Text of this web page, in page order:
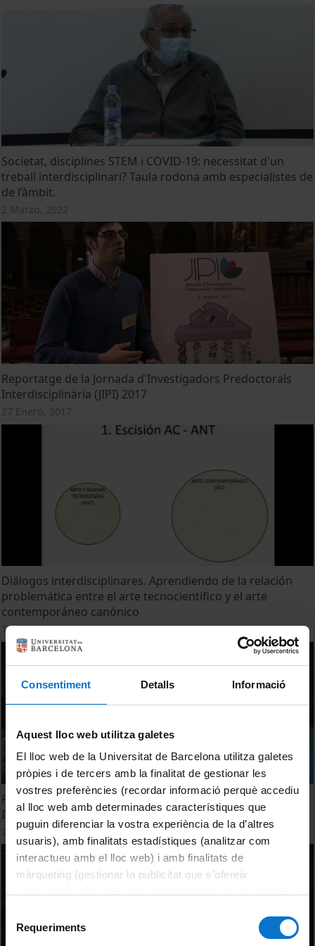
Consentiment Detalls Informació
Aquest lloc web utilitza galetes
El lloc web de la Universitat de Barcelona utilitza galetes
pròpies i de tercers amb la finalitat de gestionar les
vostres preferències (recordar informació perquè accediu
al lloc web amb determinades característiques que
puguin diferenciar la vostra experiència de la d’altres
usuaris), amb finalitats estadístiques (analitzar com
interactueu amb el lloc web) i amb finalitats de
màrqueting (gestionar la publicitat que s’ofereix
consultar laPolítica de galetes del lloc web de la
Requeriments
Societat, disciplines STEM i COVID-19: necessitat d'un
treball interdisciplinari? Taula rodona amb especialistes de
de l’àmbit.
2 Marzo, 2022
Reportatge de la Jornada d'Investigadors Predoctorals
Interdisciplinària (JIPI) 2017
27 Enero, 2017
Diálogos interdisciplinares. Aprendiendo de la relación
problemática entre el arte tecnocientífico y el arte
contemporáneo canónico
11 Mayo, 2016
Reportatge de la Jornada d'Investigadors Predoctorals
Interdisciplinària (JIPI) 2016
24 Febrero, 2016